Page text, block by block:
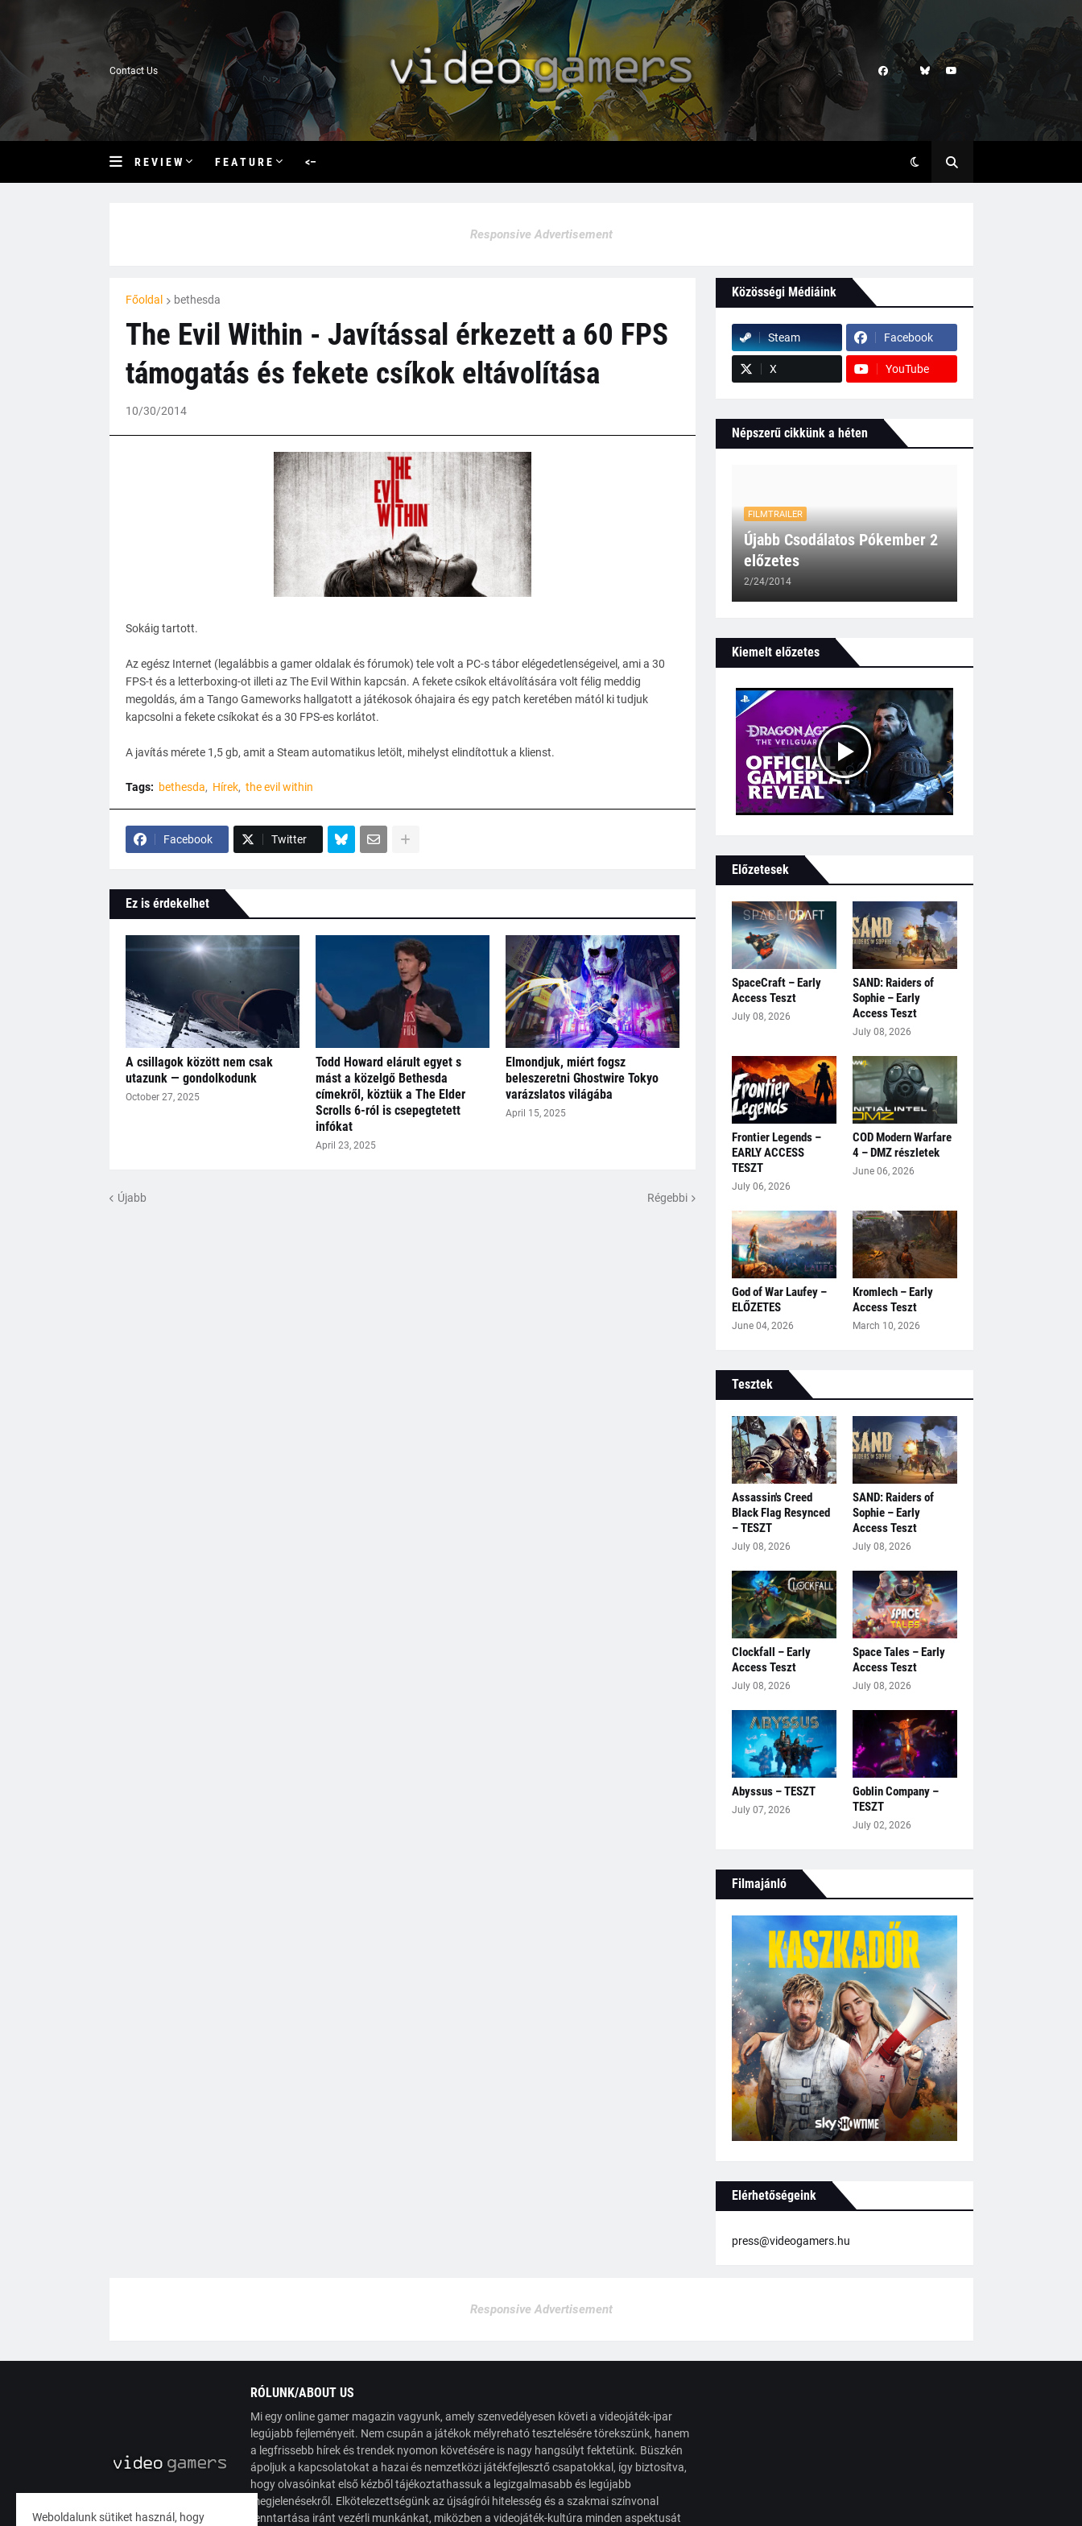
Contact Us
R E V I E W F E A T U R E <–
Responsive Advertisement
Főoldal bethesda
The Evil Within - Javítással érkezett a 60 FPS
támogatás és fekete csíkok eltávolítása
10/30/2014
Sokáig tartott.
Az egész Internet (legalábbis a gamer oldalak és fórumok) tele volt a PC-s tábor elégedetlenségeivel, ami a 30
FPS-t és a letterboxing-ot illeti az The Evil Within kapcsán. A fekete csíkok eltávolítására volt félig meddig
megoldás, ám a Tango Gameworks hallgatott a játékosok óhajaira és egy patch keretében mától ki tudjuk
kapcsolni a fekete csíkokat és a 30 FPS-es korlátot.
A javítás mérete 1,5 gb, amit a Steam automatikus letölt, mihelyst elindítottuk a klienst.
Tags: bethesda Hírek the evil within
Facebook Twitter
Ez is érdekelhet
A csillagok között nem csak
utazunk — gondolkodunk
October 27, 2025
Todd Howard elárult egyet s
mást a közelgő Bethesda
címekről, köztük a The Elder
Scrolls 6-ról is csepegtetett
infókat
April 23, 2025
Elmondjuk, miért fogsz
beleszeretni Ghostwire Tokyo
varázslatos világába
April 15, 2025
Újabb Régebbi
Közösségi Médiáink
Steam Facebook
X YouTube
Népszerű cikkünk a héten
FILMTRAILER
Újabb Csodálatos Pókember 2
előzetes
2/24/2014
Kiemelt előzetes
Előzetesek
SpaceCraft – Early
Access Teszt
July 08, 2026
SAND: Raiders of
Sophie – Early
Access Teszt
July 08, 2026
Frontier Legends –
EARLY ACCESS
TESZT
July 06, 2026
COD Modern Warfare
4 – DMZ részletek
June 06, 2026
God of War Laufey –
ELŐZETES
June 04, 2026
Kromlech – Early
Access Teszt
March 10, 2026
Tesztek
Assassin's Creed
Black Flag Resynced
– TESZT
July 08, 2026
SAND: Raiders of
Sophie – Early
Access Teszt
July 08, 2026
Clockfall – Early
Access Teszt
July 08, 2026
Space Tales – Early
Access Teszt
July 08, 2026
Abyssus – TESZT
July 07, 2026
Goblin Company –
TESZT
July 02, 2026
Filmajánló
Elérhetőségeink
press@videogamers.hu
Responsive Advertisement
RÓLUNK/ABOUT US
Mi egy online gamer magazin vagyunk, amely szenvedélyesen követi a videojáték-ipar
legújabb fejleményeit. Nem csupán a játékok mélyreható tesztelésére törekszünk, hanem
a legfrissebb hírek és trendek nyomon követésére is nagy hangsúlyt fektetünk. Büszkén
ápoljuk a kapcsolatokat a hazai és nemzetközi játékfejlesztő csapatokkal, így biztosítva,
hogy olvasóinkat első kézből tájékoztathassuk a legizgalmasabb és legújabb
megjelenésekről. Elkötelezettségünk az újságírói hitelesség és a szakmai színvonal
fenntartása iránt vezérli munkánkat, miközben a videojáték-kultúra minden aspektusát
Weboldalunk sütiket használ, hogy